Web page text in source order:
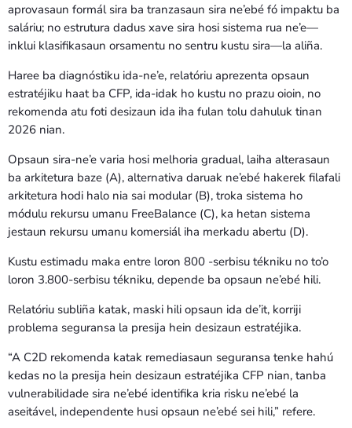
aprovasaun formál sira ba tranzasaun sira ne’ebé fó impaktu ba
saláriu; no estrutura dadus xave sira hosi sistema rua ne’e—
inklui klasifikasaun orsamentu no sentru kustu sira—la aliña.
Haree ba diagnóstiku ida-ne’e, relatóriu aprezenta opsaun
estratéjiku haat ba CFP, ida-idak ho kustu no prazu oioin, no
rekomenda atu foti desizaun ida iha fulan tolu dahuluk tinan
2026 nian.
Opsaun sira-ne’e varia hosi melhoria gradual, laiha alterasaun
ba arkitetura baze (A), alternativa daruak ne’ebé hakerek filafali
arkitetura hodi halo nia sai modular (B), troka sistema ho
módulu rekursu umanu FreeBalance (C), ka hetan sistema
jestaun rekursu umanu komersiál iha merkadu abertu (D).
Kustu estimadu maka entre loron 800 -serbisu tékniku no to’o
loron 3.800-serbisu tékniku, depende ba opsaun ne’ebé hili.
Relatóriu subliña katak, maski hili opsaun ida de’it, korriji
problema seguransa la presija hein desizaun estratéjika.
“A C2D rekomenda katak remediasaun seguransa tenke hahú
kedas no la presija hein desizaun estratéjika CFP nian, tanba
vulnerabilidade sira ne’ebé identifika kria risku ne’ebé la
aseitável, independente husi opsaun ne’ebé sei hili,” refere.